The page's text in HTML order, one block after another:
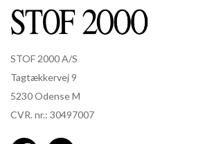
STOF 2000 A/S
Tagtækkervej 9
5230 Odense M
CVR. nr.: 30497007